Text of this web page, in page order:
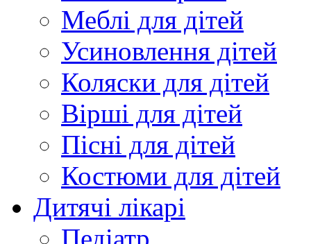
Меблі для дітей
Усиновлення дітей
Коляски для дітей
Вірші для дітей
Пісні для дітей
Костюми для дітей
Дитячі лікарі